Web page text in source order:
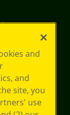
and
and
site, you
use